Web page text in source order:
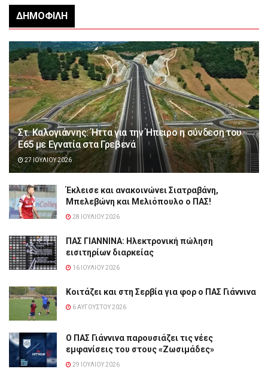
ΔΗΜΟΦΙΛΉ
Στ. Καλογιάννης: Ήττα για την Ήπειρο η σύνδεση του
Ε65 με Εγνατία στα Γρεβενά
27 ΙΟΥΛΊΟΥ 2026
Έκλεισε και ανακοινώνει Σιατραβάνη,
Μπελεβώνη και Μελιόπουλο ο ΠΑΣ!
28 ΙΟΥΛΊΟΥ 2026
ΠΑΣ ΓΙΑΝΝΙΝΑ: Hλεκτρονική πώληση
εισιτηρίων διαρκείας
16 ΙΟΥΛΊΟΥ 2026
Κοιτάζει και στη Σερβία για φορ ο ΠΑΣ Γιάννινα
6 ΑΥΓΟΎΣΤΟΥ 2026
Ο ΠΑΣ Γιάννινα παρουσιάζει τις νέες
εμφανίσεις του στους «Ζωσιμάδες»
29 ΙΟΥΛΊΟΥ 2026